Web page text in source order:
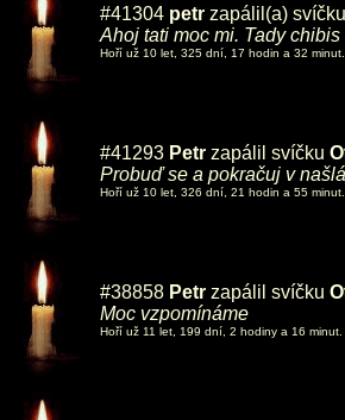
#41304 petr zapálil(a) svíčku
Ahoj tati moc mi. Tady
Hoří už 10 let, 325 dní, 17 hodin a 32 minut.
#41293 Petr zapálil svíčku
Probuď se a pokračuj v
Hoří už 10 let, 326 dní, 21 hodin a 55 minut.
#38858 Petr zapálil svíčku
Moc vzpomínáme
Hoří už 11 let, 199 dní, 2 hodiny a 16 minut.